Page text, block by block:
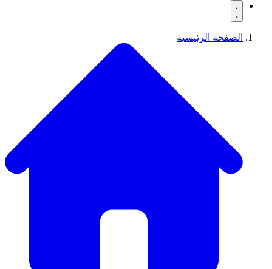
الصفحة الرئيسية